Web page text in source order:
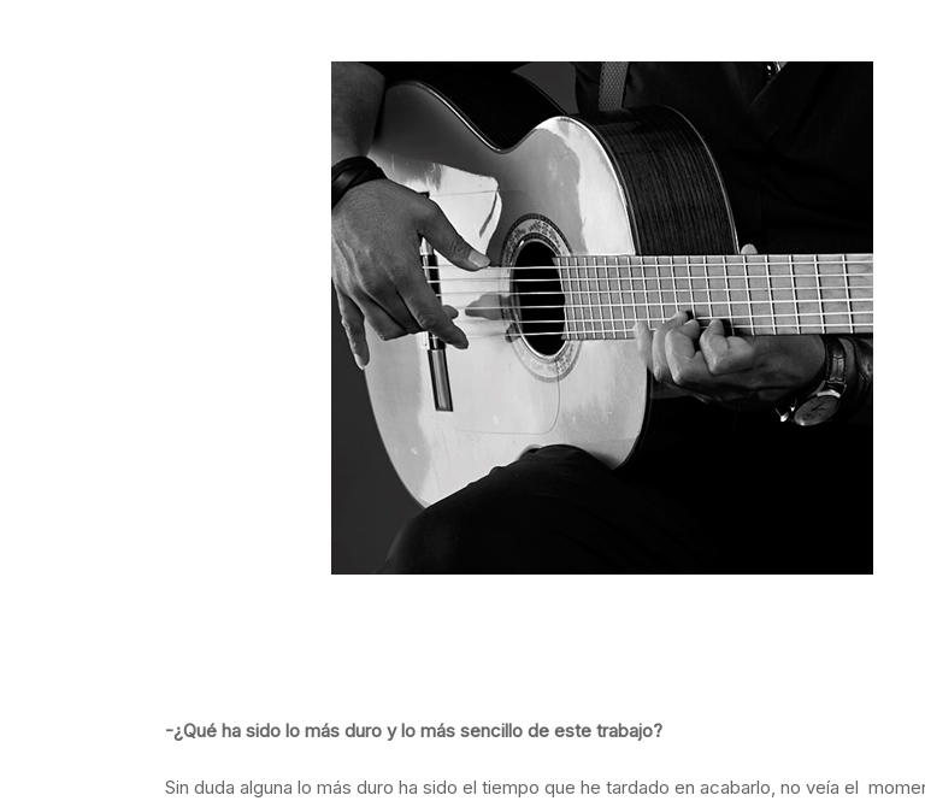
-¿Qué ha sido lo más duro y lo más sencillo de este trabajo?
Sin duda alguna lo más duro ha sido el tiempo que he tardado en acabarlo, no veía el